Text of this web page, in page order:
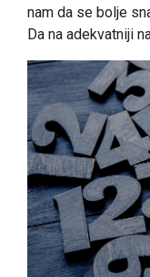
nam da se bolje
Da na adekvatniji